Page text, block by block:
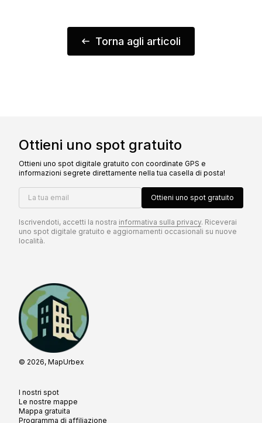
Torna agli articoli
© 2026, MapUrbex
I nostri spot
Le nostre mappe
Mappa gratuita
Programma di affiliazione
Ottieni uno spot gratuito
Ottieni uno spot digitale gratuito con coordinate GPS e
informazioni segrete direttamente nella tua casella di posta!
La tua email Ottieni uno spot gratuito
Iscrivendoti, accetti la nostra informativa sulla privacy. Riceverai
uno spot digitale gratuito e aggiornamenti occasionali su nuove
località.